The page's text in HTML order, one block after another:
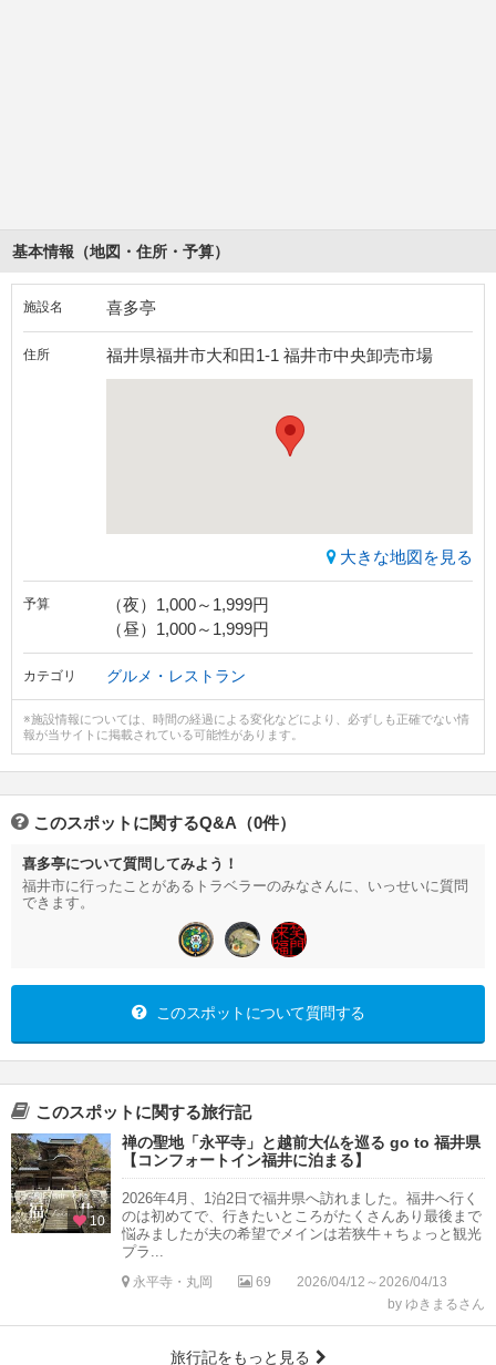
基本情報（地図・住所・予算）
施設名 喜多亭
住所 福井県福井市大和田1-1 福井市中央卸売市場
大きな地図を見る
予算
（夜）1,000～1,999円
（昼）1,000～1,999円
カテゴリ グルメ・レストラン
※施設情報については、時間の経過による変化などにより、必ずしも正確でない情
報が当サイトに掲載されている可能性があります。
このスポットに関するQ&A（0件）
喜多亭について質問してみよう！
福井市に行ったことがあるトラベラーのみなさんに、いっせいに質問
できます。
このスポットについて質問する
このスポットに関する旅行記
10
禅の聖地「永平寺」と越前大仏を巡る go to 福井県
【コンフォートイン福井に泊まる】
2026年4月、1泊2日で福井県へ訪れました。福井へ行く
のは初めてで、行きたいところがたくさんあり最後まで
悩みましたが夫の希望でメインは若狭牛＋ちょっと観光
プラ...
永平寺・丸岡 69
2026/04/12～2026/04/13
by ゆきまるさん
旅行記をもっと見る